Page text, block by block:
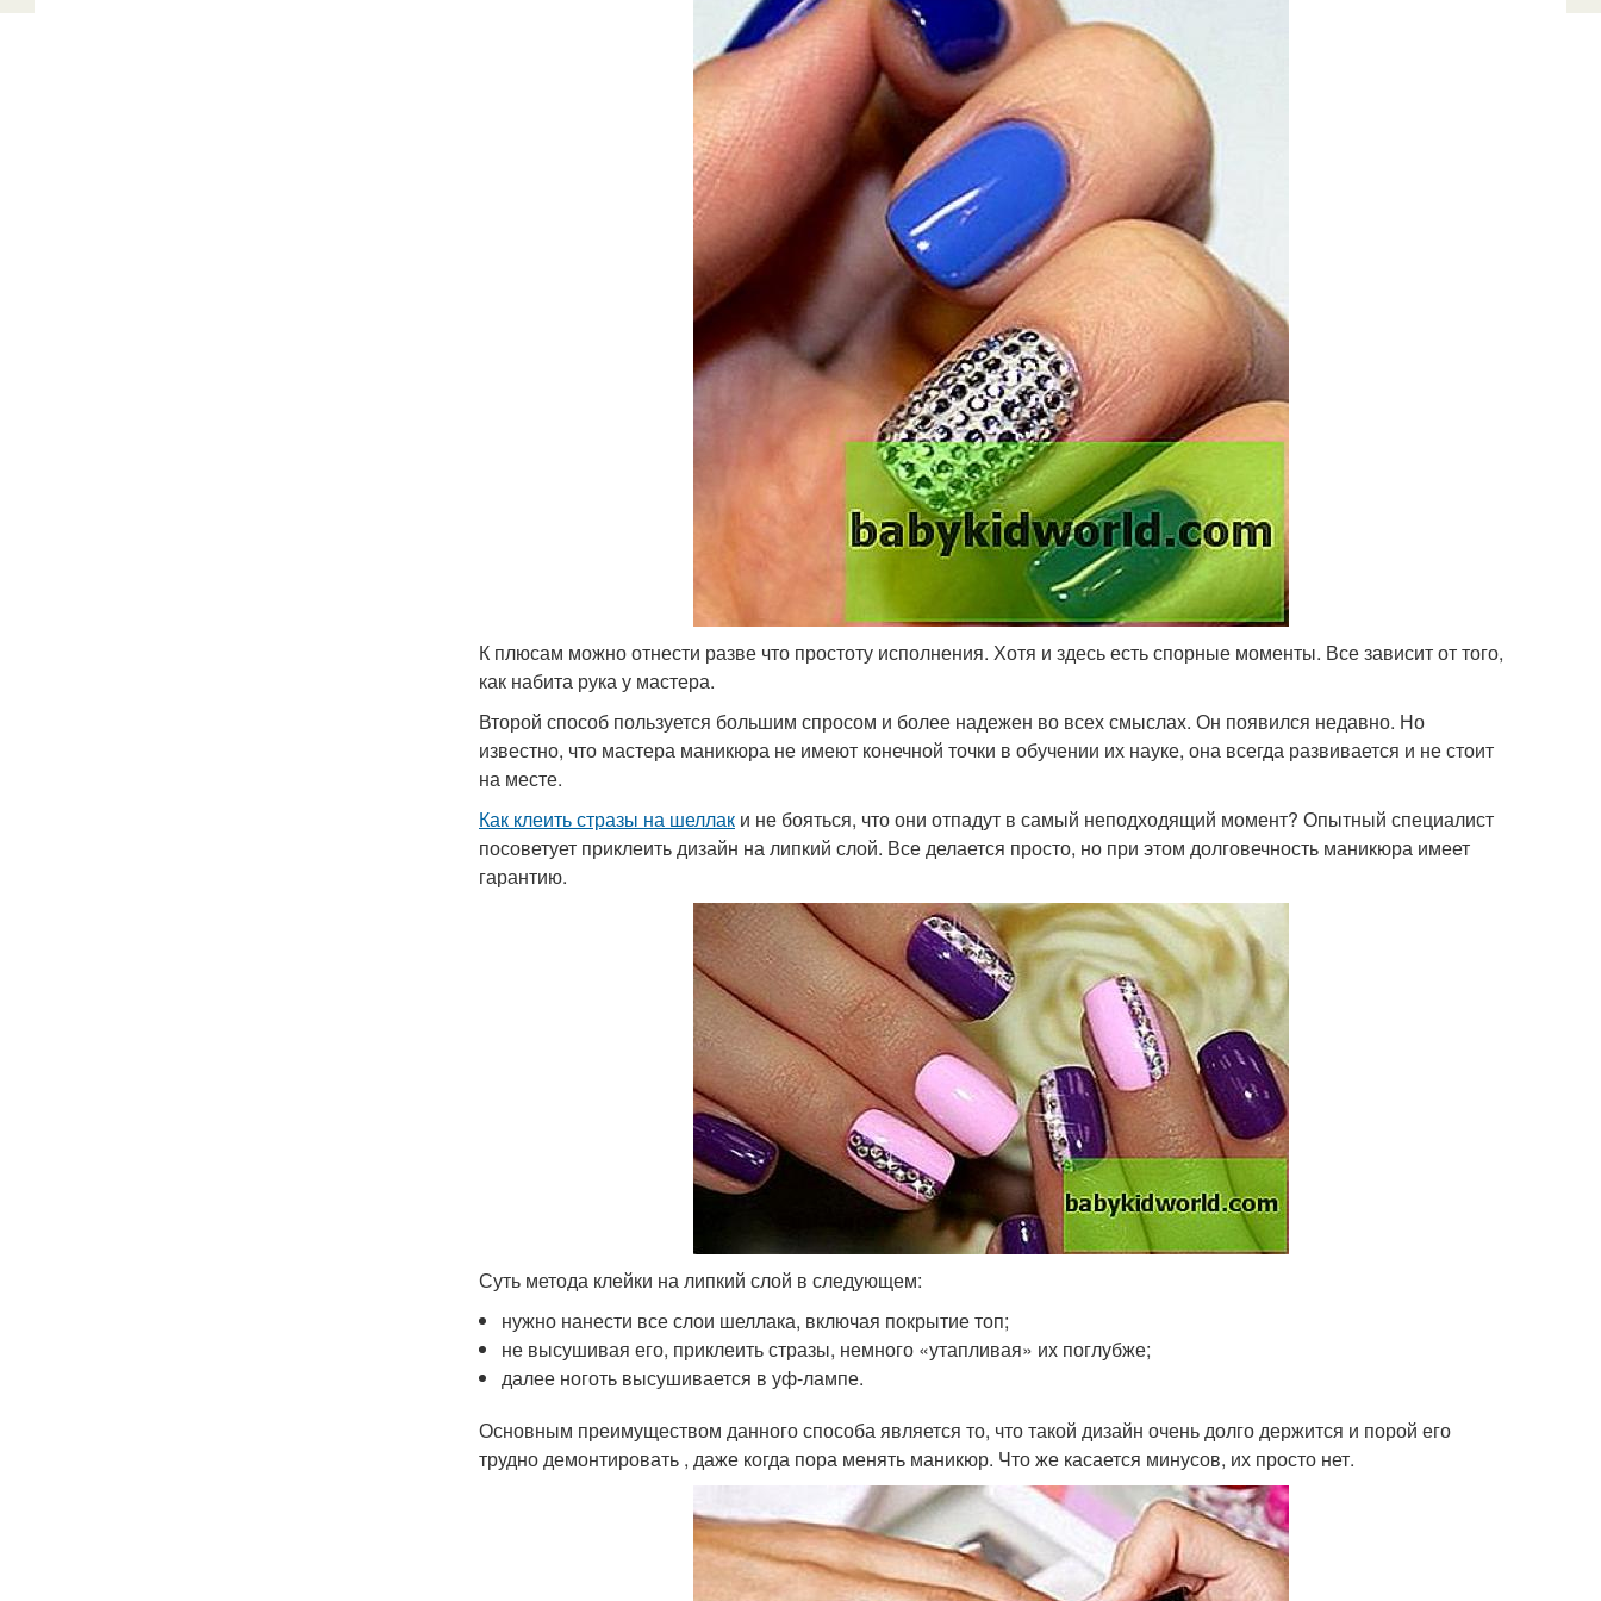
К плюсам можно отнести разве что простоту исполнения. Хотя и здесь есть спорные моменты. Все зависит от того,
как набита рука у мастера.
Второй способ пользуется большим спросом и более надежен во всех смыслах. Он появился недавно. Но
известно, что мастера маникюра не имеют конечной точки в обучении их науке, она всегда развивается и не стоит
на месте.
Как клеить стразы на шеллак и не бояться, что они отпадут в самый неподходящий момент? Опытный специалист
посоветует приклеить дизайн на липкий слой. Все делается просто, но при этом долговечность маникюра имеет
гарантию.
Суть метода клейки на липкий слой в следующем:
нужно нанести все слои шеллака, включая покрытие топ;
не высушивая его, приклеить стразы, немного «утапливая» их поглубже;
далее ноготь высушивается в уф-лампе.
Основным преимуществом данного способа является то, что такой дизайн очень долго держится и порой его
трудно демонтировать , даже когда пора менять маникюр. Что же касается минусов, их просто нет.